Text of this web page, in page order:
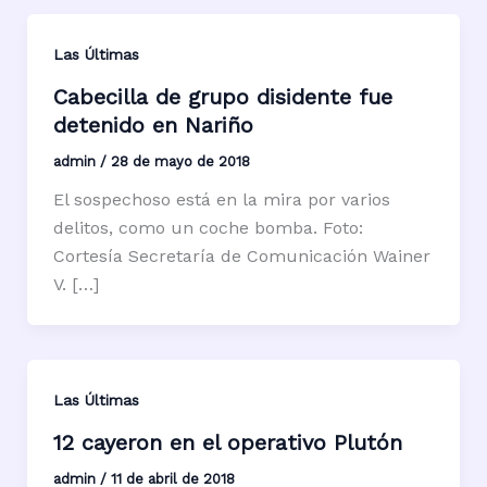
Las Últimas
Cabecilla de grupo disidente fue
detenido en Nariño
admin / 28 de mayo de 2018
El sospechoso está en la mira por varios
delitos, como un coche bomba. Foto:
Cortesía Secretaría de Comunicación Wainer
V. […]
Las Últimas
12 cayeron en el operativo Plutón
admin / 11 de abril de 2018